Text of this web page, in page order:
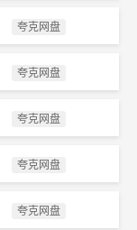
夸克网盘
夸克网盘
夸克网盘
夸克网盘
夸克网盘